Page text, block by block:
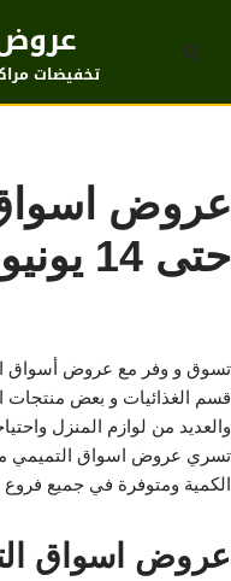
تخطى
تخفيضات
حتى 14 يونيو
تسوق و وفر مع عروض أسواق
قسم الغذائيات و بعض منتجات
والعديد من لوازم المنزل
الكمية ومتوفرة في جميع
عروض اسواق